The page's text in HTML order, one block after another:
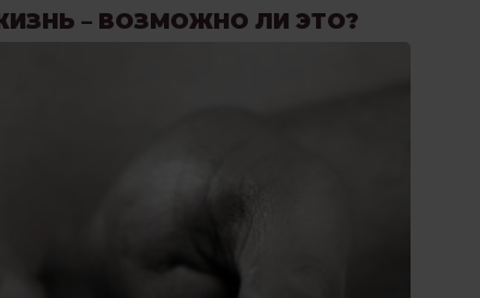
– ВОЗМОЖНО ЛИ ЭТО?